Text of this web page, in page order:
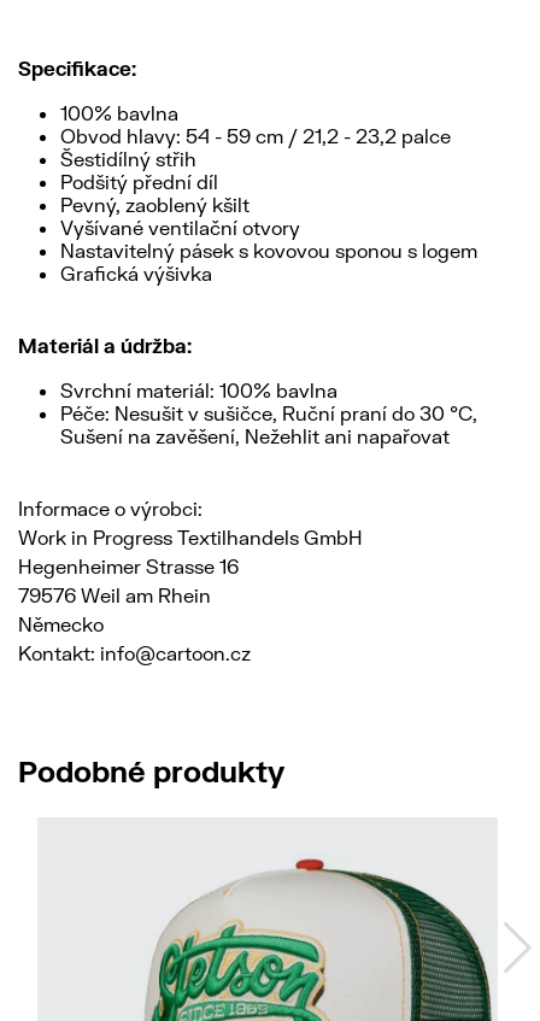
Specifikace:
100% bavlna
Obvod hlavy: 54 - 59 cm / 21,2 - 23,2 palce
Šestidílný střih
Podšitý přední díl
Pevný, zaoblený kšilt
Vyšívané ventilační otvory
Nastavitelný pásek s kovovou sponou s logem
Grafická výšivka
Materiál a údržba:
Svrchní materiál: 100% bavlna
Péče: Nesušit v sušičce, Ruční praní do 30 °C,
Sušení na zavěšení, Nežehlit ani napařovat
Informace o výrobci:
Work in Progress Textilhandels GmbH
Hegenheimer Strasse 16
79576 Weil am Rhein
Německo
Kontakt: info@cartoon.cz
Podobné produkty